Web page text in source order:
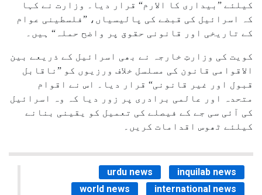
کیلئے ”بیداری کا الارم“ قرار دیا۔ وزارت نے کہا
کہ اسرائیل کی قبضے کی پالیسیاں، ”فلسطینی عوام
کے تاریخی اور قانونی حقوق پر واضح حملہ“ ہیں۔
کویت کی وزارتِ خارجہ نے بھی اسرائیل کے ذریعے بین
الاقوامی قانون کی مسلسل خلاف ورزیوں کو ”ناقابل
قبول اور غیر قانونی“ قرار دیا۔ اس نے اقوام
متحدہ اور عالمی برادری پر زور دیا کہ وہ اسرائیل
کی آئی سی جے کے فیصلے کی تعمیل کو یقینی بنانے
کیلئے ٹھوس اقدامات کریں۔
urdu news
inquilab news
world news
international news